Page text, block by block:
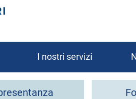
I nostri servizi